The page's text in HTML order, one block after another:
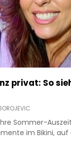
privat: So
Sommer-
im Bikini,